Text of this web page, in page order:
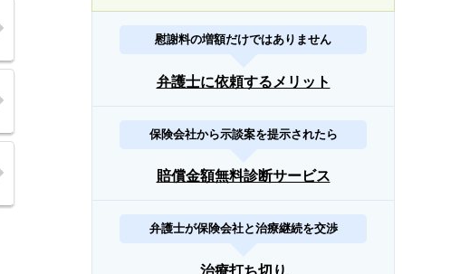
慰謝料の増額だけではありません
弁護士に依頼するメリット
保険会社から示談案を提示されたら
賠償金額無料診断サービス
弁護士が保険会社と治療継続を交渉
治療打ち切り